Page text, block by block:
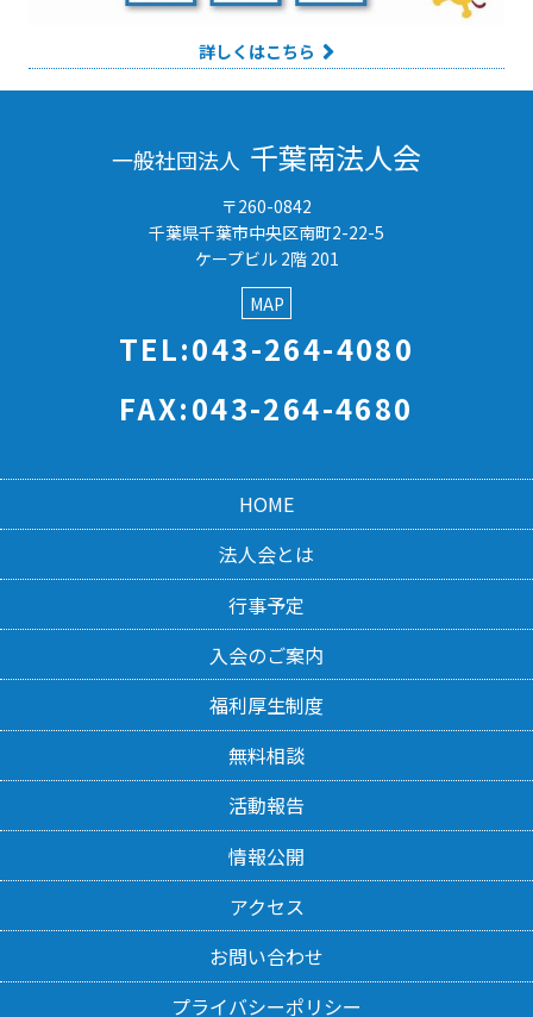
詳しくはこちら
一般社団法人 千葉南法人会
〒260-0842
千葉県千葉市中央区南町2-22-5
ケープビル 2階 201
MAP
TEL:043-264-4080
FAX:043-264-4680
HOME
法人会とは
行事予定
入会のご案内
福利厚生制度
無料相談
活動報告
情報公開
アクセス
お問い合わせ
プライバシーポリシー